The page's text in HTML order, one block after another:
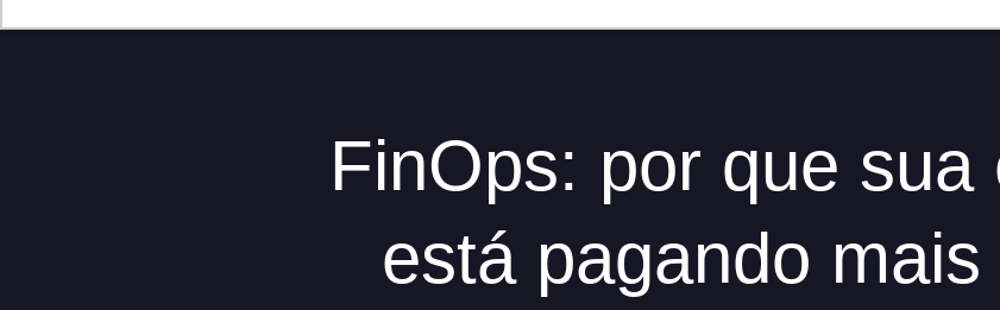
FinOps: por que sua
está pagando